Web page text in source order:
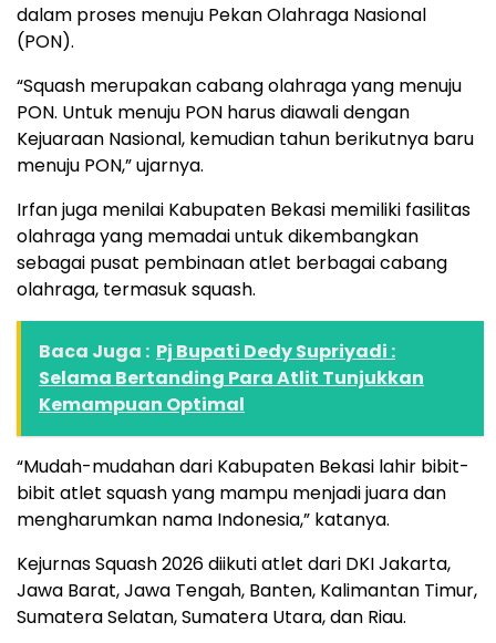
dalam proses menuju Pekan Olahraga Nasional
(PON).
“Squash merupakan cabang olahraga yang menuju
PON. Untuk menuju PON harus diawali dengan
Kejuaraan Nasional, kemudian tahun berikutnya baru
menuju PON,” ujarnya.
Irfan juga menilai Kabupaten Bekasi memiliki fasilitas
olahraga yang memadai untuk dikembangkan
sebagai pusat pembinaan atlet berbagai cabang
olahraga, termasuk squash.
Baca Juga : Pj Bupati Dedy Supriyadi :
Selama Bertanding Para Atlit Tunjukkan
Kemampuan Optimal
“Mudah-mudahan dari Kabupaten Bekasi lahir bibit-
bibit atlet squash yang mampu menjadi juara dan
mengharumkan nama Indonesia,” katanya.
Kejurnas Squash 2026 diikuti atlet dari DKI Jakarta,
Jawa Barat, Jawa Tengah, Banten, Kalimantan Timur,
Sumatera Selatan, Sumatera Utara, dan Riau.